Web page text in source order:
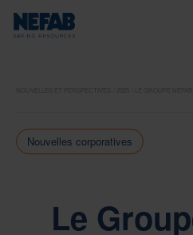
LE GROUPE
Nouvelles corporatives
Le